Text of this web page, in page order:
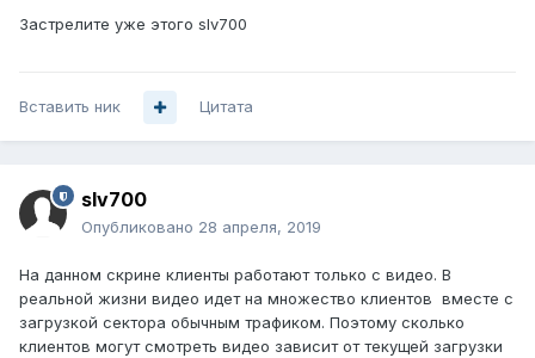
Застрелите уже этого slv700
Вставить ник Цитата
slv700
Опубликовано 28 апреля, 2019
На данном скрине клиенты работают только с видео. В
реальной жизни видео идет на множество клиентов вместе с
загрузкой сектора обычным трафиком. Поэтому сколько
клиентов могут смотреть видео зависит от текущей загрузки